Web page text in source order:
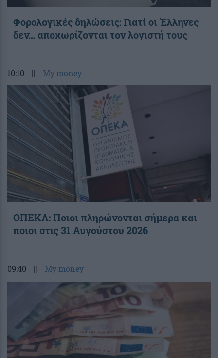
Φορολογικές δηλώσεις: Γιατί οι Έλληνες
δεν… αποχωρίζονται τον λογιστή τους
10:10 || My money
ΟΠΕΚΑ: Ποιοι πληρώνονται σήμερα και
ποιοι στις 31 Αυγούστου 2026
09:40 || My money